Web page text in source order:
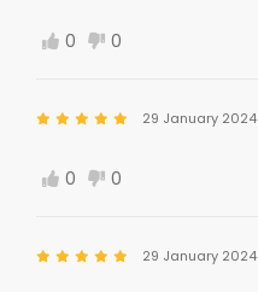
0 0
29 January 2024
0 0
29 January 2024